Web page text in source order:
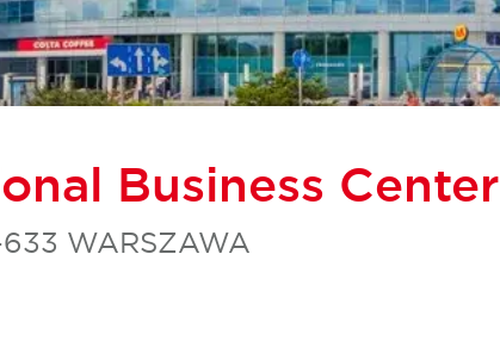
Business Center
WARSZAWA